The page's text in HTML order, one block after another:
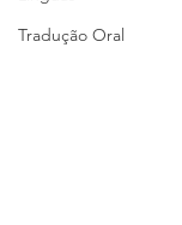
Tradução Oral